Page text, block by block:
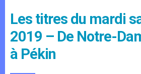
Les titres du mardi
2019 – De Notre-
à Pékin